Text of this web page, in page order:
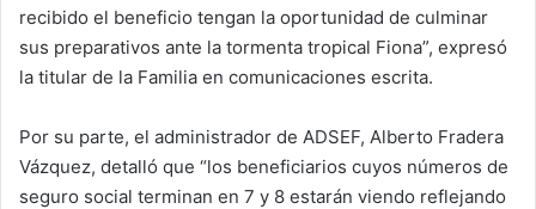
recibido el beneficio tengan la oportunidad de culminar
sus preparativos ante la tormenta tropical Fiona”, expresó
la titular de la Familia en comunicaciones escrita.
Por su parte, el administrador de ADSEF, Alberto Fradera
Vázquez, detalló que “los beneficiarios cuyos números de
seguro social terminan en 7 y 8 estarán viendo reflejando